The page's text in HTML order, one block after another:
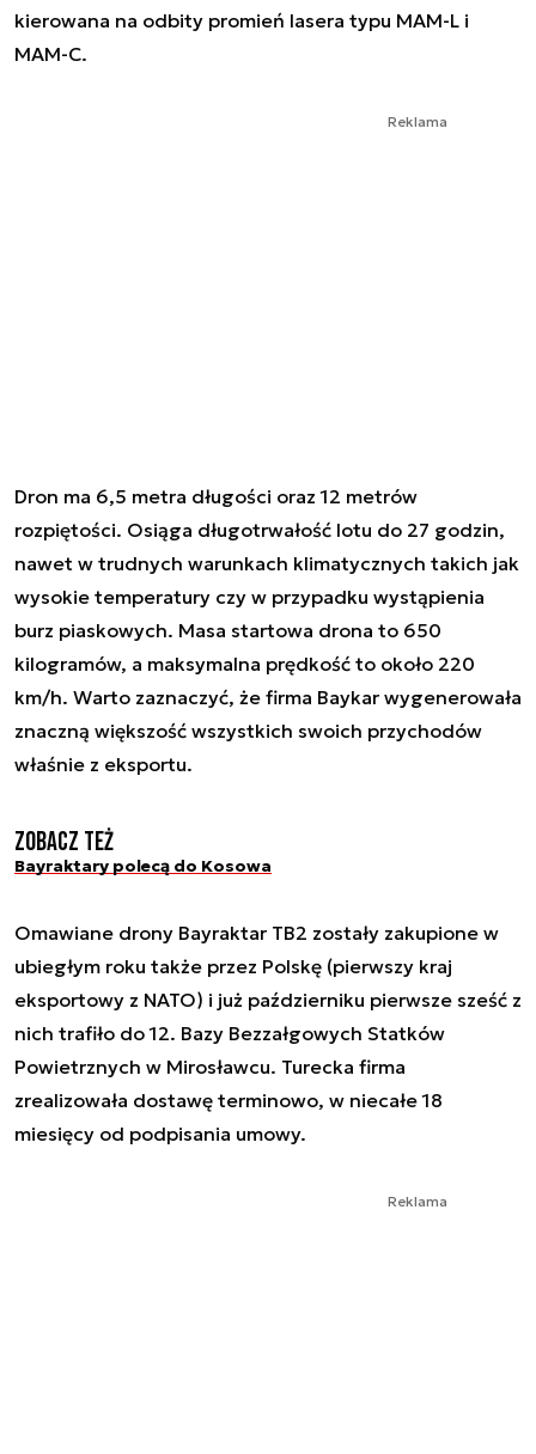
kierowana na odbity promień lasera typu MAM-L i
MAM-C.
Reklama
Dron ma 6,5 metra długości oraz 12 metrów
rozpiętości. Osiąga długotrwałość lotu do 27 godzin,
nawet w trudnych warunkach klimatycznych takich jak
wysokie temperatury czy w przypadku wystąpienia
burz piaskowych. Masa startowa drona to 650
kilogramów, a maksymalna prędkość to około 220
km/h. Warto zaznaczyć, że firma Baykar wygenerowała
znaczną większość wszystkich swoich przychodów
właśnie z eksportu.
Zobacz też
Bayraktary polecą do Kosowa
Omawiane drony Bayraktar TB2 zostały zakupione w
ubiegłym roku także przez Polskę (pierwszy kraj
eksportowy z NATO) i już październiku pierwsze sześć z
nich trafiło do 12. Bazy Bezzałgowych Statków
Powietrznych w Mirosławcu. Turecka firma
zrealizowała dostawę terminowo, w niecałe 18
miesięcy od podpisania umowy.
Reklama